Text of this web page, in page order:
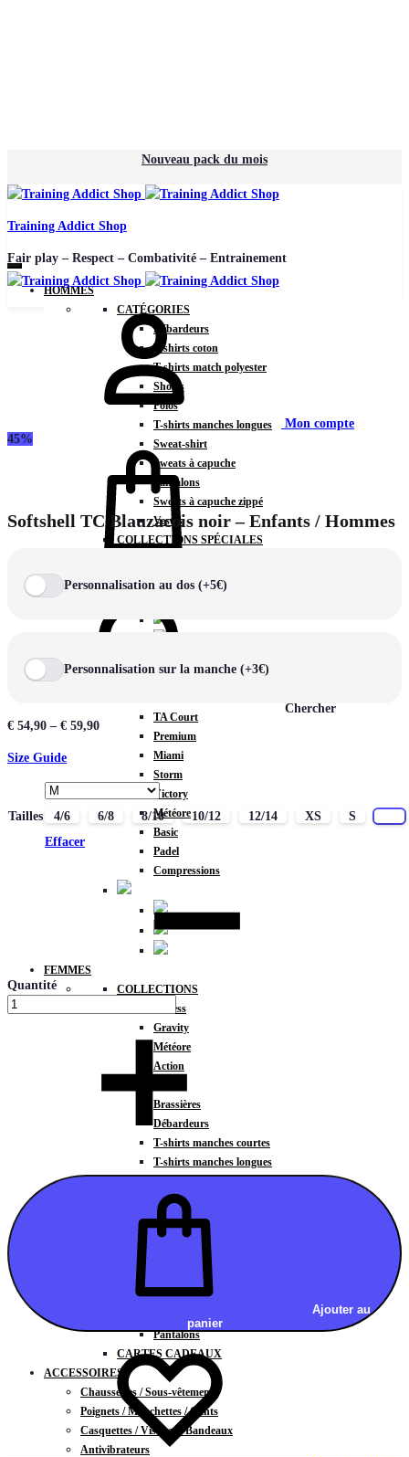
Nouveau pack du mois
Training Addict Shop
Fair play – Respect – Combativité – Entrainement
HOMMES
CATÉGORIES
Débardeurs
T-shirts coton
T-shirts match polyester
Shorts
Polos
T-shirts manches longues
Sweat-shirt
Sweats à capuche
Pantalons
Sweats à capuche zippé
Vestes
COLLECTIONS SPÉCIALES
TA Court
Premium
Miami
Storm
Victory
Météore
Basic
Padel
Compressions
FEMMES
COLLECTIONS
Fitness
Gravity
Météore
Action
Brassières
Débardeurs
T-shirts manches courtes
T-shirts manches longues
Sweats à capuche
Sweats à capuche zippé
Vestes
BAS
Shorts
Pantalons
CARTES CADEAUX
ACCESSOIRES
Chaussettes / Sous-vêtements
Poignets / Manchettes / Gants
Casquettes / Visières / Bandeaux
Antivibrateurs
Mon compte
Chercher
45%
Softshell TC Blauzacois noir – Enfants / Hommes
Personnalisation au dos (+5€)
Personnalisation sur la manche (+3€)
€ 54,90 – € 59,90
Size Guide
Tailles 4/6 6/8 8/10 10/12 12/14 XS S
Effacer
Quantité
Ajouter au
panier